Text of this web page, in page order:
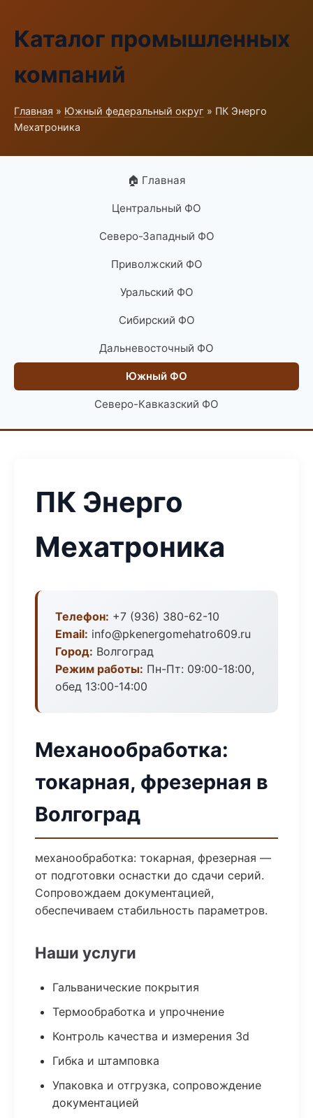
Каталог промышленных
компаний
Главная » Южный федеральный округ » ПК Энерго
Мехатроника
🏠 Главная
Центральный ФО
Северо-Западный ФО
Приволжский ФО
Уральский ФО
Сибирский ФО
Дальневосточный ФО
Южный ФО
Северо-Кавказский ФО
ПК Энерго
Мехатроника
Телефон: +7 (936) 380-62-10
Email: info@pkenergomehatro609.ru
Город: Волгоград
Режим работы: Пн-Пт: 09:00-18:00,
обед 13:00-14:00
Механообработка:
токарная, фрезерная в
Волгоград
механообработка: токарная, фрезерная —
от подготовки оснастки до сдачи серий.
Сопровождаем документацией,
обеспечиваем стабильность параметров.
Наши услуги
Гальванические покрытия
Термообработка и упрочнение
Контроль качества и измерения 3d
Гибка и штамповка
Упаковка и отгрузка, сопровождение
документацией